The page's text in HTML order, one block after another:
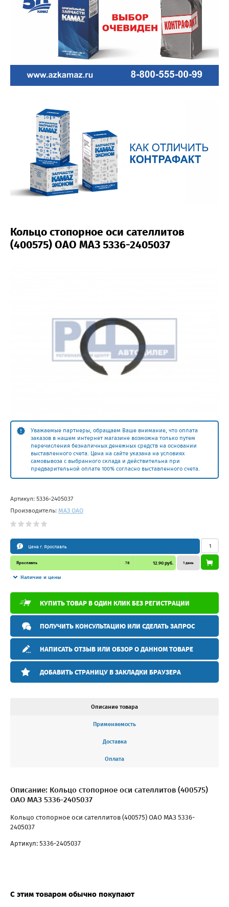
Кольцо стопорное оси сателлитов
(400575) ОАО МАЗ 5336-2405037
Уважаемые партнеры, обращаем Ваше внимание, что оплата
заказов в нашем интернет магазине возможна только путем
перечисления безналичных денежных средств на основании
выставленного счета. Цена на сайте указана на условиях
самовывоза с выбранного склада и действительна при
предварительной оплате 100% согласно выставленного счета.
Артикул: 5336-2405037
Производитель: МАЗ ОАО
Цена г. Ярославль
Ярославль 78 12.90 руб.
Наличие и цены
1 день
КУПИТЬ ТОВАР В ОДИН КЛИК БЕЗ РЕГИСТРАЦИИ
ПОЛУЧИТЬ КОНСУЛЬТАЦИЮ ИЛИ СДЕЛАТЬ ЗАПРОС
НАПИСАТЬ ОТЗЫВ ИЛИ ОБЗОР О ДАННОМ ТОВАРЕ
ДОБАВИТЬ СТРАНИЦУ В ЗАКЛАДКИ БРАУЗЕРА
Описание товара
Применяемость
Доставка
Оплата
Описание: Кольцо стопорное оси сателлитов (400575)
ОАО МАЗ 5336-2405037
Кольцо стопорное оси сателлитов (400575) ОАО МАЗ 5336-
2405037
Артикул: 5336-2405037
С этим товаром обычно покупают